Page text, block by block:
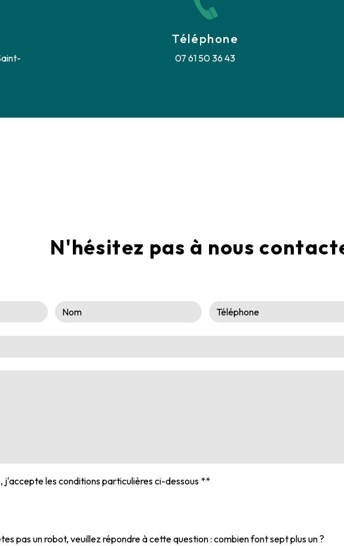
Téléphone
07 61 50 36 43
N'hésitez pas à nous
j'accepte les conditions particulières ci-dessous **
pas un robot, veuillez répondre à cette question : combien font sept plus un ?